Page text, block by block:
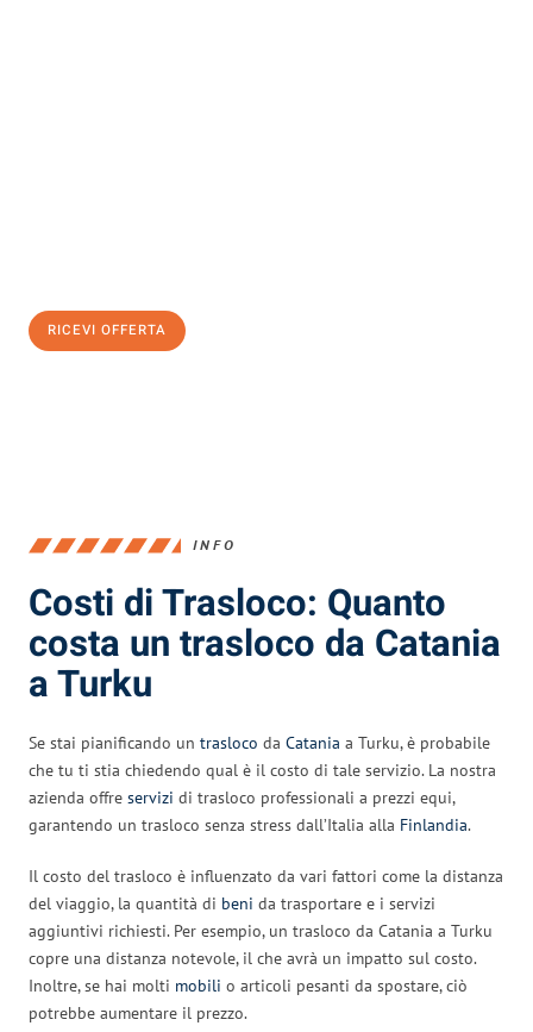
RICEVI OFFERTA
INFO
Costi di Trasloco: Quanto
costa un trasloco da Catania
a Turku
Se stai pianificando un trasloco da Catania a Turku, è probabile
che tu ti stia chiedendo qual è il costo di tale servizio. La nostra
azienda offre servizi di trasloco professionali a prezzi equi,
garantendo un trasloco senza stress dall’Italia alla Finlandia.
Il costo del trasloco è influenzato da vari fattori come la distanza
del viaggio, la quantità di beni da trasportare e i servizi
aggiuntivi richiesti. Per esempio, un trasloco da Catania a Turku
copre una distanza notevole, il che avrà un impatto sul costo.
Inoltre, se hai molti mobili o articoli pesanti da spostare, ciò
potrebbe aumentare il prezzo.